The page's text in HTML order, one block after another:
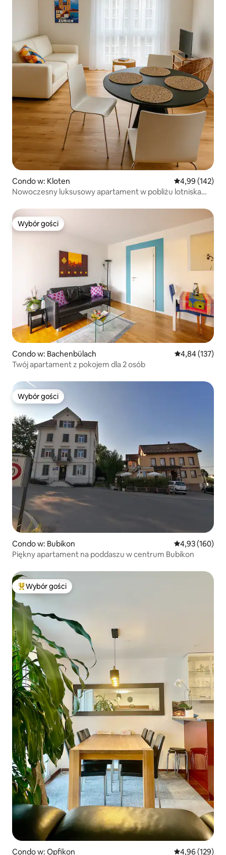
Condo w: Kloten Średnia
4,99 (142)
Nowoczesny luksusowy apartament w pobliżu lotniska
Wybór gości
Wybór gości
Condo w: Bachenbülach Średnia
4,84 (137)
Twój apartament z pokojem dla 2 osób
Wybór gości
Wybór gości
Condo w: Bubikon Średnia
4,93 (160)
Piękny apartament na poddaszu w centrum Bubikon
Najpopularniejsze z kategorii Wybór gości
Wybór gości
Condo w: Opfikon Średnia
4,96 (129)